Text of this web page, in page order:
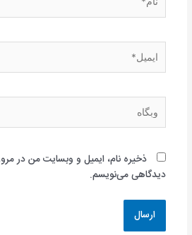
وبگاه
ذخیره نام، ایمیل و وبسایت من در
دیدگاهی می‌نویسم.